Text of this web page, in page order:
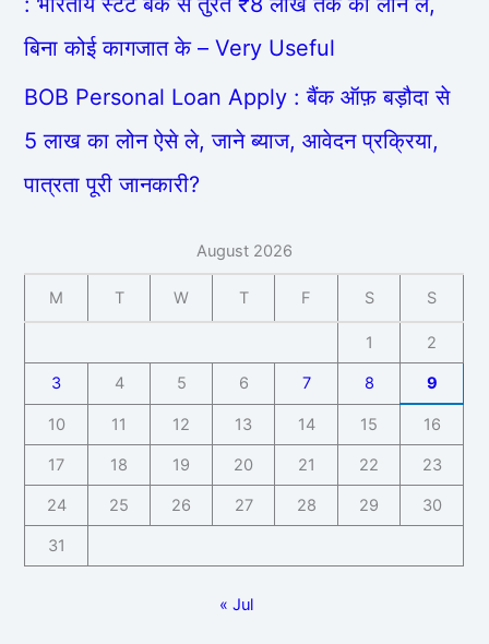
बिना कोई कागजात के – Very Useful
BOB Personal Loan Apply : बैंक ऑफ़ बड़ौदा से
5 लाख का लोन ऐसे ले, जाने ब्याज, आवेदन प्रक्रिया,
पात्रता पूरी जानकारी?
August 2026
M T W T F S S
1 2
3 4 5 6 7 8 9
10 11 12 13 14 15 16
17 18 19 20 21 22 23
24 25 26 27 28 29 30
31
« Jul